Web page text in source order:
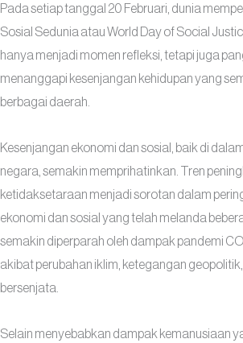
Pada setiap tanggal 20 Februari, dunia
Sosial Sedunia atau World Day of Social
hanya menjadi momen refleksi, tetapi juga
menanggapi kesenjangan kehidupan yang
berbagai daerah.
Kesenjangan ekonomi dan sosial, baik di
negara, semakin memprihatinkan. Tren
ketidaksetaraan menjadi sorotan dalam
ekonomi dan sosial yang telah melanda
semakin diperparah oleh dampak pandemi
akibat perubahan iklim, ketegangan
bersenjata.
Selain menyebabkan dampak kemanusiaan